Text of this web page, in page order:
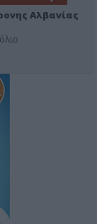
Αλβανίας